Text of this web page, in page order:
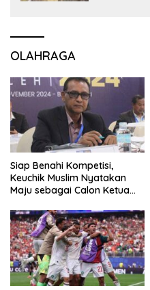
OLAHRAGA
Siap Benahi Kompetisi,
Keuchik Muslim Nyatakan
Maju sebagai Calon Ketua